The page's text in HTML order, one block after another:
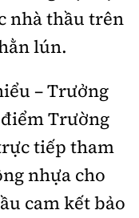
nhà thầu trên
lún.
– Trưởng
Trường
tiếp tham
nhựa cho
cam kết bảo